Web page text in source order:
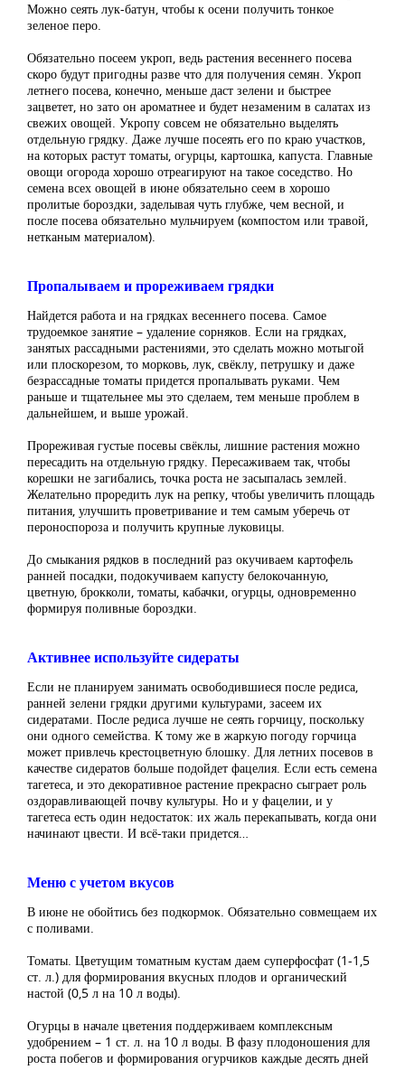
Можно сеять лук-батун, чтобы к осени получить тонкое
зеленое перо.
Обязательно посеем укроп, ведь растения весеннего посева
скоро будут пригодны разве что для получения семян. Укроп
летнего посева, конечно, меньше даст зелени и быстрее
зацветет, но зато он ароматнее и будет незаменим в салатах из
свежих овощей. Укропу совсем не обязательно выделять
отдельную грядку. Даже лучше посеять его по краю участков,
на которых растут томаты, огурцы, картошка, капуста. Главные
овощи огорода хорошо отреагируют на такое соседство. Но
семена всех овощей в июне обязательно сеем в хорошо
пролитые бороздки, заделывая чуть глубже, чем весной, и
после посева обязательно мульчируем (компостом или травой,
нетканым материалом).
Пропалываем и прореживаем грядки
Найдется работа и на грядках весеннего посева. Самое
трудоемкое занятие – удаление сорняков. Если на грядках,
занятых рассадными растениями, это сделать можно мотыгой
или плоскорезом, то морковь, лук, свёклу, петрушку и даже
безрассадные томаты придется пропалывать руками. Чем
раньше и тщательнее мы это сделаем, тем меньше проблем в
дальнейшем, и выше урожай.
Прореживая густые посевы свёклы, лишние растения можно
пересадить на отдельную грядку. Пересаживаем так, чтобы
корешки не загибались, точка роста не засыпалась землей.
Желательно проредить лук на репку, чтобы увеличить площадь
питания, улучшить проветривание и тем самым уберечь от
пероноспороза и получить крупные луковицы.
До смыкания рядков в последний раз окучиваем картофель
ранней посадки, подокучиваем капусту белокочанную,
цветную, брокколи, томаты, кабачки, огурцы, одновременно
формируя поливные бороздки.
Активнее используйте сидераты
Если не планируем занимать освободившиеся после редиса,
ранней зелени грядки другими культурами, засеем их
сидератами. После редиса лучше не сеять горчицу, поскольку
они одного семейства. К тому же в жаркую погоду горчица
может привлечь крестоцветную блошку. Для летних посевов в
качестве сидератов больше подойдет фацелия. Если есть семена
тагетеса, и это декоративное растение прекрасно сыграет роль
оздоравливающей почву культуры. Но и у фацелии, и у
тагетеса есть один недостаток: их жаль перекапывать, когда они
начинают цвести. И всё-таки придется…
Меню с учетом вкусов
В июне не обойтись без подкормок. Обязательно совмещаем их
с поливами.
Томаты. Цветущим томатным кустам даем суперфосфат (1-1,5
ст. л.) для формирования вкусных плодов и органический
настой (0,5 л на 10 л воды).
Огурцы в начале цветения поддерживаем комплексным
удобрением – 1 ст. л. на 10 л воды. В фазу плодоношения для
роста побегов и формирования огурчиков каждые десять дней